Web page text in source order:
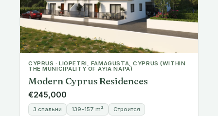
CYPRUS · LIOPETRI, FAMAGUSTA, CYPRUS (WITHIN
THE MUNICIPALITY OF AYIA NAPA)
Modern Cyprus Residences
€245,000
3 спальни
Квалифицирует к:Cyprus Permanent Residency